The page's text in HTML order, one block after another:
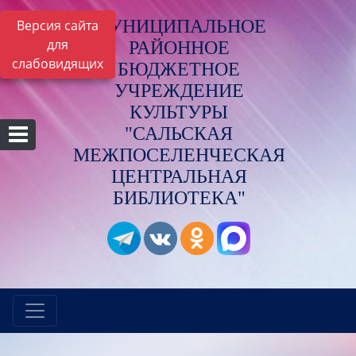
Версия сайта
для
слабовидящих
МУНИЦИПАЛЬНОЕ
РАЙОННОЕ
БЮДЖЕТНОЕ
УЧРЕЖДЕНИЕ
КУЛЬТУРЫ
"САЛЬСКАЯ
МЕЖПОСЕЛЕНЧЕСКАЯ
ЦЕНТРАЛЬНАЯ
БИБЛИОТЕКА"